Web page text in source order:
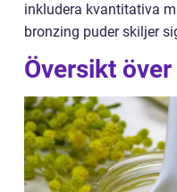
inkludera kvantitativa
bronzing puder skiljer
Översikt